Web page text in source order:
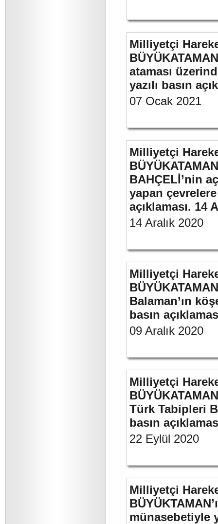
Milliyetçi
ataması
yazılı basın
07 Ocak 2021
Milliyetçi
BAHÇELİ’nin
yapan
açıklaması. 14
14 Aralık 2020
Milliyetçi
Balaman’ın
basın
09 Aralık 2020
Milliyetçi
Türk Tabipleri
basın
22 Eylül 2020
Milliyetçi
münasebetiyle